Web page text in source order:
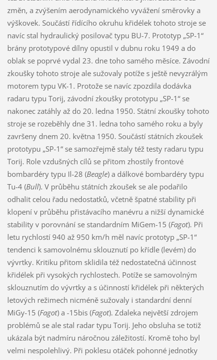
změn, a zvýšením aerodynamického vyvážení směrovky a
výškovek. Součástí řídícího okruhu křidélek tohoto stroje se
navíc stal hydraulický posilovač typu BU-7. Prototyp „SP-1“
brány prototypové dílny opustil v dubnu roku 1949 a do
oblak se poprvé vydal 23. dne toho samého měsíce. Závodní
zkoušky tohoto stroje ale sužovaly potíže s ještě nevyzrálým
motorem typu VK-1. Protože se navíc zpozdila dodávka
radaru typu Torij, závodní zkoušky prototypu „SP-1“ se
nakonec zatáhly až do 20. ledna 1950. Státní zkoušky tohoto
stroje se rozeběhly dne 31. ledna toho samého roku a byly
završeny dnem 20. května 1950. Součástí státních zkoušek
prototypu „SP-1“ se samozřejmě staly též testy radaru typu
Torij. Role vzdušných cílů se přitom zhostily frontové
bombardéry typu Il-28 (Beagle) a dálkové bombardéry typu
Tu-4 (Bull). V průběhu státních zkoušek se ale podařilo
odhalit celou řadu nedostatků, včetně špatné stability při
klopení v průběhu přistávacího manévru a nižší dynamické
stability v porovnání se standardním MiGem-15 (Fagot). Při
letu rychlostí 940 až 950 km/h měl navíc prototyp „SP-1“
tendenci k samovolnému sklouznutí po křídle (levém) do
vývrtky. Kritiku přitom sklidila též nedostatečná účinnost
křidélek při vysokých rychlostech. Potíže se samovolným
sklouznutím do vývrtky a s účinností křidélek při některých
letových režimech nicméně sužovaly i standardní denní
MiGy-15 (Fagot) a -15bis (Fagot). Zdaleka největší zdrojem
problémů se ale stal radar typu Torij. Jeho obsluha se totiž
ukázala být nadmíru náročnou záležitostí. Kromě toho byl
velmi nespolehlivý. Při poklesu otáček pohonné jednotky